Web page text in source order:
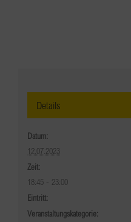
Details
Datum:
12.07.2023
Zeit:
18:45 - 23:00
Eintritt:
Veranstaltungskategorie: